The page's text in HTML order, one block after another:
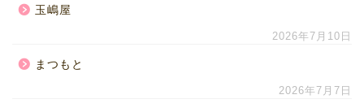
玉嶋屋
2026年7月10日
まつもと
2026年7月7日